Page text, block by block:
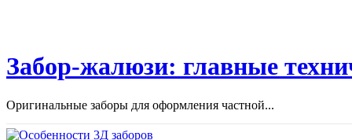
Забор-жалюзи: главные
Оригинальные заборы для оформления частной...